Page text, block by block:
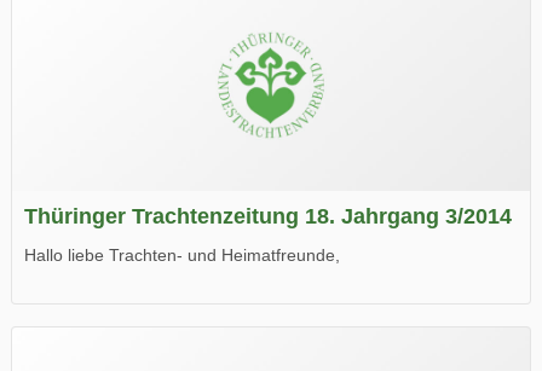
Thüringer Trachtenzeitung 18. Jahrgang 3/2014
Hallo liebe Trachten- und Heimatfreunde,
Wir wünschen Euch viel Spaß beim Lesen.